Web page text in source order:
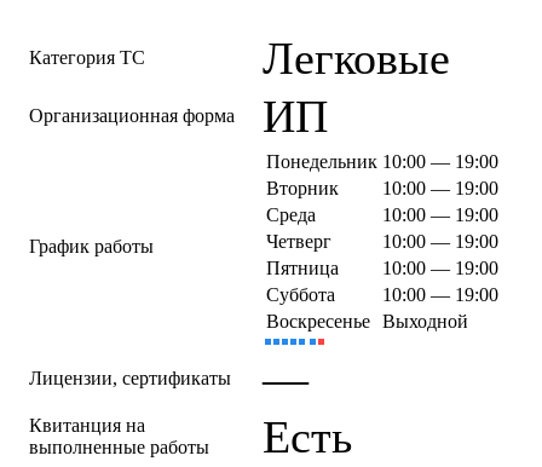
Категория ТС Легковые
Организационная форма ИП
График работы
Понедельник 10:00 — 19:00
Вторник
10:00 — 19:00
Среда
10:00 — 19:00
Четверг
10:00 — 19:00
Пятница
10:00 — 19:00
Суббота
10:00 — 19:00
Воскресенье Выходной
Лицензии, сертификаты —
Квитанция на
выполненные работы
Есть